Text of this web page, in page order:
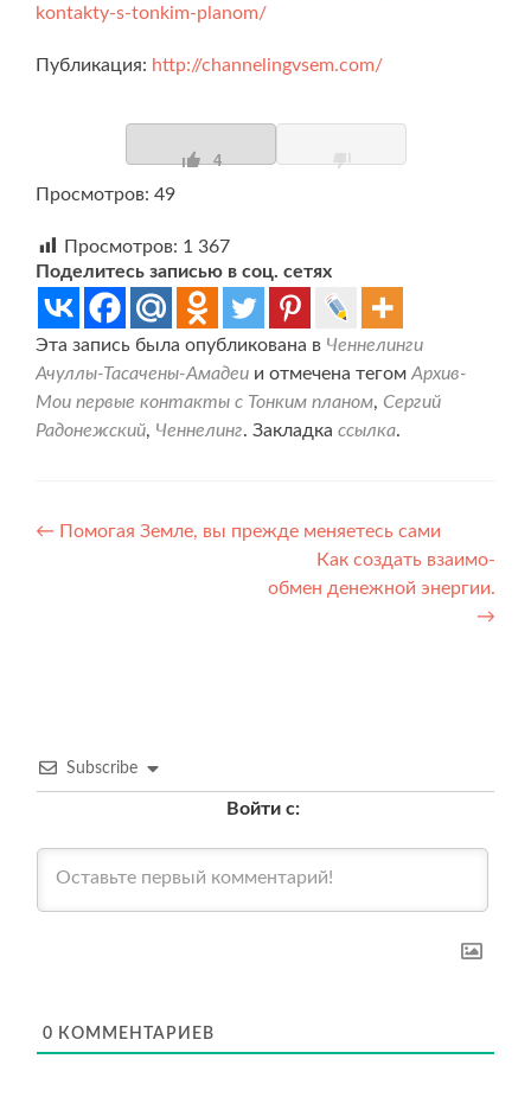
kontakty-s-tonkim-planom/
Публикация: http://channelingvsem.com/
4
Просмотров: 49
Просмотров: 1 367
Поделитесь записью в соц. сетях
Эта запись была опубликована в Ченнелинги
Ачуллы-Тасачены-Амадеи и отмечена тегом Архив-
Мои первые контакты с Тонким планом, Сергий
Радонежский, Ченнелинг. Закладка ссылка.
Навигация
← Помогая Земле, вы прежде меняетесь сами
Как создать взаимо-
обмен денежной энергии.
→
Subscribe
Войти с:
0 КОММЕНТАРИЕВ